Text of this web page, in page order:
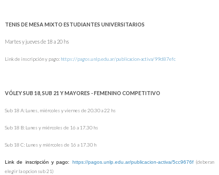
TENIS DE MESA MIXTO ESTUDIANTES UNIVERSITARIOS
Martes y jueves de 18 a 20 hs
Link de inscripción y pago: https://pagos.unlp.edu.ar/publicacion-activa/99d87efc
VÓLEY SUB 18, SUB 21 Y MAYORES - FEMENINO COMPETITIVO
Sub 18 A: Lunes, miércoles y viernes de 20.30 a 22 hs
Sub 18 B: Lunes y miércoles de 16 a 17.30 hs
Sub 18 C: Lunes y miércoles de 16 a 17.30 h
Link de inscripción y pago: https://pagos.unlp.edu.ar/publicacion-activa/5cc9676f(deberan
elegir la opcion sub 21)